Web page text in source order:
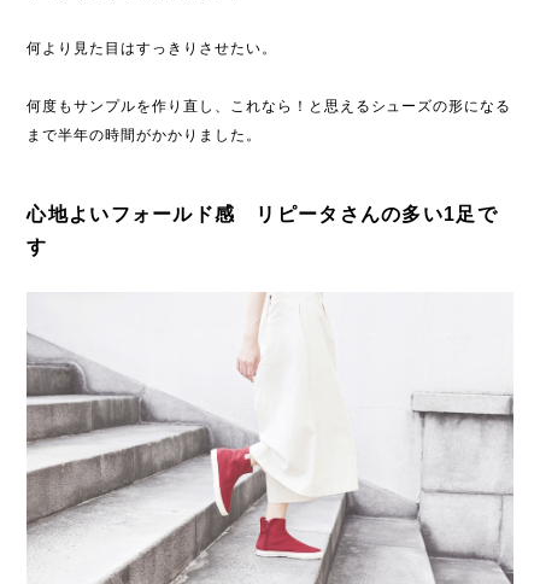
何より見た目はすっきりさせたい。
何度もサンプルを作り直し、これなら！と思えるシューズの形になる
まで半年の時間がかかりました。
心地よいフォールド感 リピータさんの多い1足で
す